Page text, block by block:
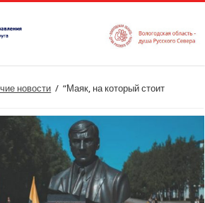
новости / “Маяк, на который стоит